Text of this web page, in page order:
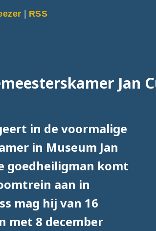
| RSS
Jan
in de voormalige
in Museum Jan
goedheiligman komt
aan in
mag hij van 16
met 8 december